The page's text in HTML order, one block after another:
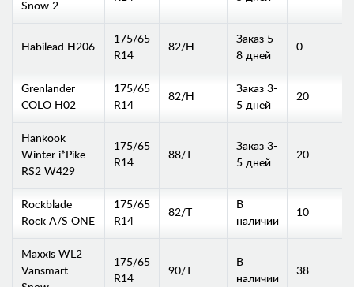
Snow 2
Habilead H206
175/65
R14
82/H
Заказ 5-
8 дней
0
Grenlander
COLO H02
175/65
R14
82/H
Заказ 3-
5 дней
20
Hankook
Winter i*Pike
RS2 W429
175/65
R14
88/T
Заказ 3-
5 дней
20
Rockblade
Rock A/S ONE
175/65
R14
82/T
В
наличии
10
Maxxis WL2
Vansmart
175/65
R14
90/T
В
наличии
38